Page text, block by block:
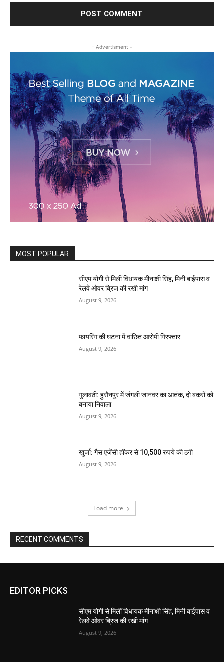
- Advertisment -
MOST POPULAR
सीएम योगी से मिलीं विधायक मीनाक्षी सिंह, मिनी बाईपास व
रेलवे ओवर ब्रिज की रखी मांग
August 9, 2026
फायरिंग की घटना में वांछित आरोपी गिरफ्तार
August 9, 2026
गुलावठी: हुसैनपुर में जंगली जानवर का आतंक, दो बकरों को
बनाया निवाला
August 9, 2026
खुर्जा: गैस एजेंसी हॉकर से 10,500 रुपये की ठगी
August 9, 2026
Load more
RECENT COMMENTS
EDITOR PICKS
सीएम योगी से मिलीं विधायक मीनाक्षी सिंह, मिनी बाईपास व
रेलवे ओवर ब्रिज की रखी मांग
August 9, 2026